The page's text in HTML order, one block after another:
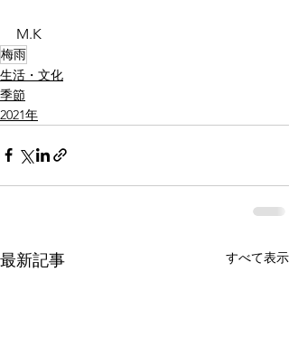
M.K
梅雨
生活・文化
季節
2021年
最新記事 すべて表示